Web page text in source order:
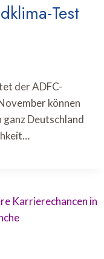
Test
der ADFC-
können
Deutschland